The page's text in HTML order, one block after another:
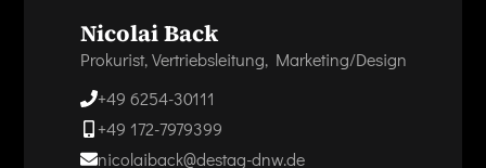
Nicolai Back
Prokurist, Vertriebsleitung, Marketing/Design
+49 6254-30111
+49 172-7979399
nicolaiback@destag-dnw.de